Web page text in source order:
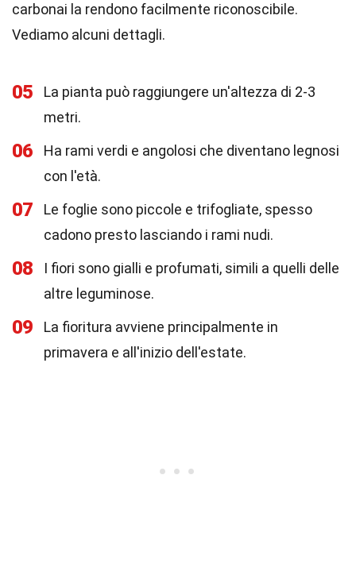
carbonai la rendono facilmente riconoscibile.
Vediamo alcuni dettagli.
05
La pianta può raggiungere un'altezza di 2-3
metri.
06
Ha rami verdi e angolosi che diventano legnosi
con l'età.
07
Le foglie sono piccole e trifogliate, spesso
cadono presto lasciando i rami nudi.
08
I fiori sono gialli e profumati, simili a quelli delle
altre leguminose.
09
La fioritura avviene principalmente in
primavera e all'inizio dell'estate.